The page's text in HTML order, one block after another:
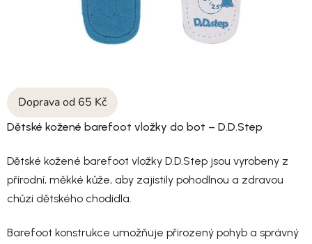
Doprava od 65 Kč
Dětské kožené barefoot vložky do bot – D.D.Step
Dětské kožené barefoot vložky D.D.Step jsou vyrobeny z
přírodní, měkké kůže, aby zajistily pohodlnou a zdravou
chůzi dětského chodidla.
Barefoot konstrukce umožňuje přirozený pohyb a správný